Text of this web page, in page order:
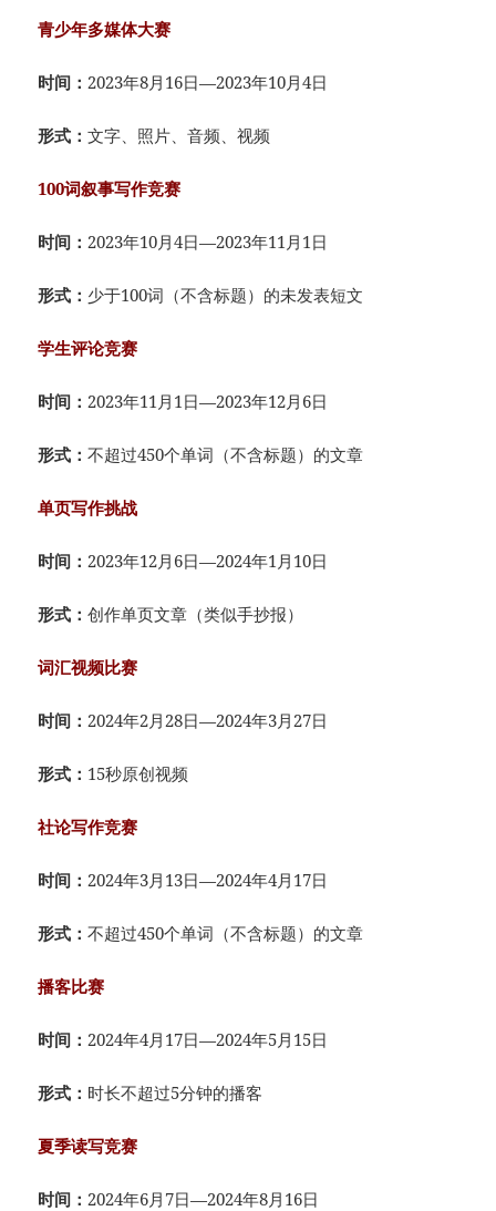
青少年多媒体大赛
时间： 2023年8月16日—2023年10月4日
形式：文字、照片、音频、视频
100词叙事写作竞赛
时间： 2023年10月4日—2023年11月1日
形式： 少于100词（不含标题）的未发表短文
学生评论竞赛
时间： 2023年11月1日—2023年12月6日
形式：不超过450个单词（不含标题）的文章
单页写作挑战
时间： 2023年12月6日—2024年1月10日
形式：创作单页文章（类似手抄报）
词汇视频比赛
时间： 2024年2月28日—2024年3月27日
形式： 15秒原创视频
社论写作竞赛
时间： 2024年3月13日—2024年4月17日
形式：不超过450个单词（不含标题）的文章
播客比赛
时间： 2024年4月17日—2024年5月15日
形式： 时长不超过5分钟的播客
夏季读写竞赛
时间： 2024年6月7日—2024年8月16日